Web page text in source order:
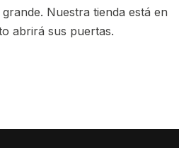
Nuestra tienda está en
abrirá sus puertas.